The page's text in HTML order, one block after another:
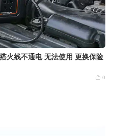
火线不通电 无法使用 更换保险
 0